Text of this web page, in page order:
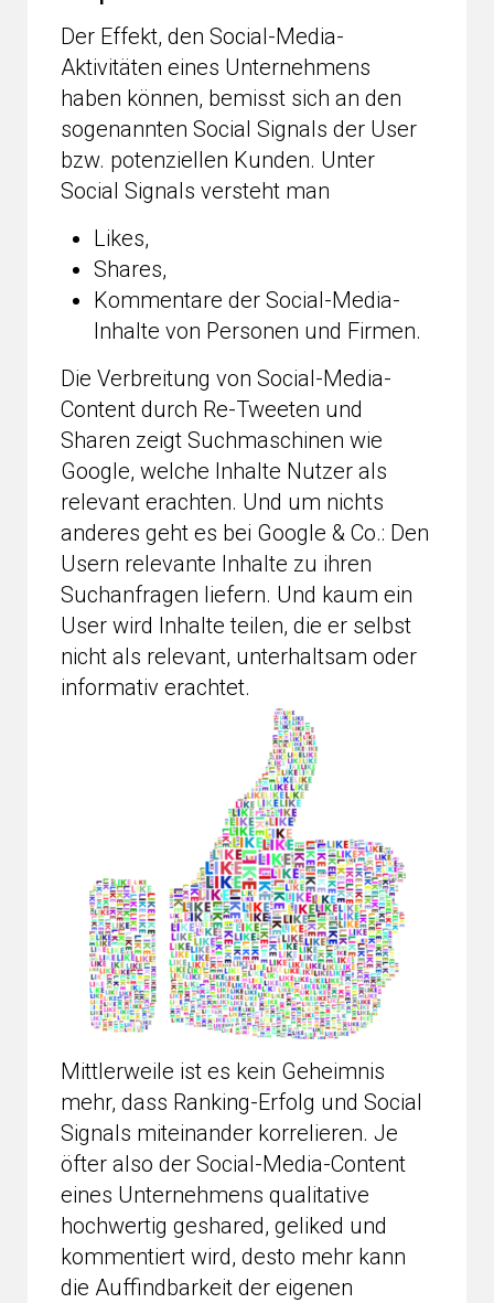
Der Effekt, den Social-Media-
Aktivitäten eines Unternehmens
haben können, bemisst sich an den
sogenannten Social Signals der User
bzw. potenziellen Kunden. Unter
Social Signals versteht man
Likes,
Shares,
Kommentare der Social-Media-
Inhalte von Personen und Firmen.
Die Verbreitung von Social-Media-
Content durch Re-Tweeten und
Sharen zeigt Suchmaschinen wie
Google, welche Inhalte Nutzer als
relevant erachten. Und um nichts
anderes geht es bei Google & Co.: Den
Usern relevante Inhalte zu ihren
Suchanfragen liefern. Und kaum ein
User wird Inhalte teilen, die er selbst
nicht als relevant, unterhaltsam oder
informativ erachtet.
Mittlerweile ist es kein Geheimnis
mehr, dass Ranking-Erfolg und Social
Signals miteinander korrelieren. Je
öfter also der Social-Media-Content
eines Unternehmens qualitative
hochwertig geshared, geliked und
kommentiert wird, desto mehr kann
die Auffindbarkeit der eigenen